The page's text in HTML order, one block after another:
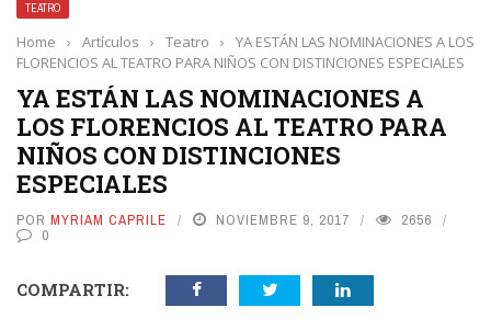
TEATRO
Home › Artículos › Teatro ›
YA ESTÁN LAS NOMINACIONES A LOS
FLORENCIOS AL TEATRO PARA NIÑOS CON DISTINCIONES ESPECIALES
YA ESTÁN LAS NOMINACIONES A
LOS FLORENCIOS AL TEATRO PARA
NIÑOS CON DISTINCIONES
ESPECIALES
POR MYRIAM CAPRILE NOVIEMBRE 9, 2017
2656
0
COMPARTIR: